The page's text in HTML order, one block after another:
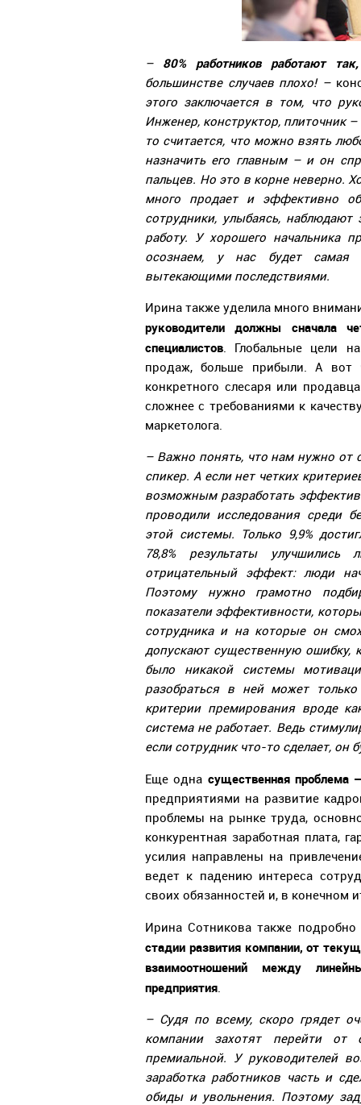
– 80% работников работают
большинстве случаев плохо! –
этого заключается в том, что
Инженер, конструктор, плиточник
то считается, что можно взять
назначить его главным – и он
пальцев. Но это в корне неверно.
много продает и эффективно
сотрудники, улыбаясь,
работу. У хорошего
осознаем, у нас будет самая
вытекающими последствиями.
Ирина также уделила много
руководители должны сначала
специалистов. Глобальные цели
продаж, больше прибыли. А вот
конкретного слесаря или
сложнее с требованиями к
маркетолога.
– Важно понять, что нам нужно от
спикер. А если нет четких
возможным разработать
проводили исследования среди
этой системы. Только 9,9%
78,8% результаты
отрицательный эффект: люди
Поэтому нужно грамотно
показатели эффективности,
сотрудника и на которые он
допускают существенную ошибку,
было никакой системы
разобраться в ней может
критерии премирования вроде
система не работает. Ведь
если сотрудник что-то сделает,
Еще одна существенная проблема
предприятиями на развитие
проблемы на рынке труда,
конкурентная заработная плата,
усилия направлены на
ведет к падению интереса
своих обязанностей и, в конечном
Ирина Сотникова также подробно
стадии развития компании, от
взаимоотношений между
предприятия.
– Судя по всему, скоро грядет
компании захотят перейти
премиальной. У руководителей
заработка работников часть и
обиды и увольнения. Поэтому